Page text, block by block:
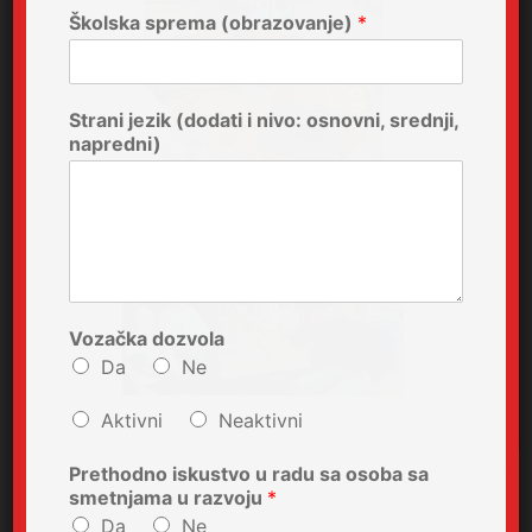
Školska sprema (obrazovanje) *
Strani jezik (dodati i nivo: osnovni, srednji,
napredni)
Vozačka dozvola
Da
Ne
Aktivni Neaktivni
Prethodno iskustvo u radu sa osoba sa
smetnjama u razvoju *
Da
Ne